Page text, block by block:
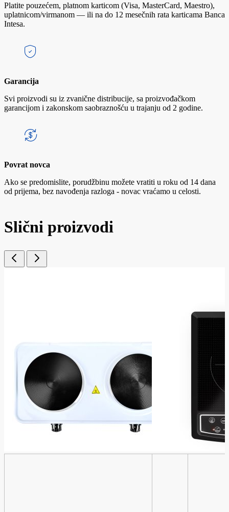
Platite pouzećem, platnom karticom (Visa, MasterCard, Maestro),
uplatnicom/virmanom — ili na do 12 mesečnih rata karticama Banca
Intesa.
Garancija
Svi proizvodi su iz zvanične distribucije, sa proizvođačkom
garancijom i zakonskom saobraznošću u trajanju od 2 godine.
Povrat novca
Ako se predomislite, porudžbinu možete vratiti u roku od 14 dana
od prijema, bez navođenja razloga - novac vraćamo u celosti.
Slični proizvodi